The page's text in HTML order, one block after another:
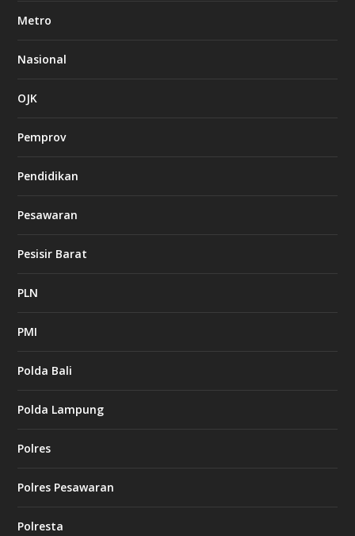
Metro
Nasional
OJK
Pemprov
Pendidikan
Pesawaran
Pesisir Barat
PLN
PMI
Polda Bali
Polda Lampung
Polres
Polres Pesawaran
Polresta